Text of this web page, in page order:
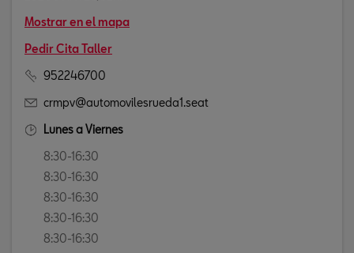
Mostrar en el mapa
Pedir Cita Taller
952246700
crmpv@automovilesrueda1.seat
Lunes a Viernes
8:30-16:30
8:30-16:30
8:30-16:30
8:30-16:30
8:30-16:30